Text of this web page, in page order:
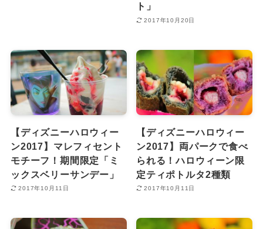
ト」
2017年10月20日
【ディズニーハロウィー
ン2017】マレフィセント
モチーフ！期間限定「ミ
ックスベリーサンデー」
2017年10月11日
【ディズニーハロウィー
ン2017】両パークで食べ
られる！ハロウィーン限
定ティポトルタ2種類
2017年10月11日